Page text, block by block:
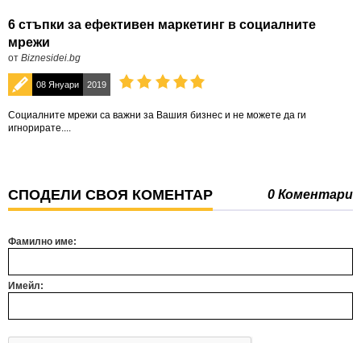
6 стъпки за ефективен маркетинг в социалните
мрежи
от Biznesidei.bg
08 Януари 2019
Социалните мрежи са важни за Вашия бизнес и не можете да ги
игнорирате....
СПОДЕЛИ СВОЯ КОМЕНТАР 0 Коментари
Фамилно име:
Имейл: